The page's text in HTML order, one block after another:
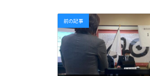
前の記事